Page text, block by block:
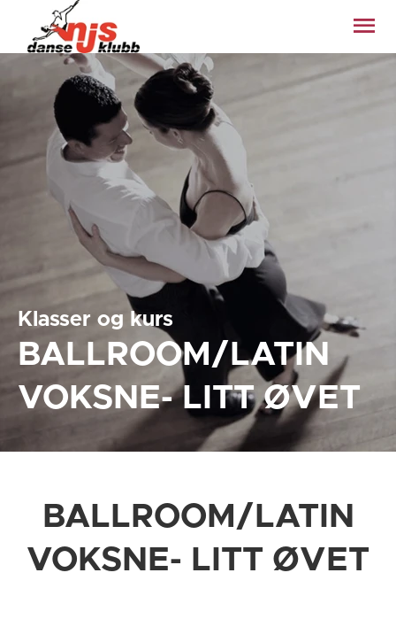
Klasser og kurs
BALLROOM/LATIN
VOKSNE- LITT ØVET
BALLROOM/LATIN
VOKSNE- LITT ØVET